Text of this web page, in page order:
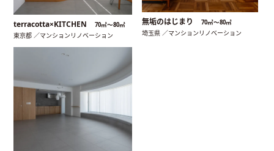
terracotta×KITCHEN 70㎡〜80㎡
東京都 ／マンションリノベーション
無垢のはじまり 70㎡〜80㎡
埼玉県 ／マンションリノベーション